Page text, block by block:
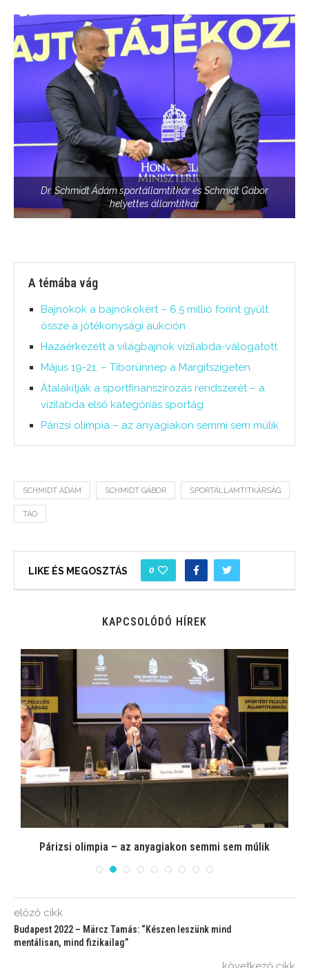
Dr. Schmidt Ádám sportállamtitkár és Schmidt Gábor
helyettes államtitkár
A témába vág
Bajnokok a bajnokokért – 6,5 millió forint gyűlt
össze a jótékonysági aukción
Hazaérkezett a világbajnok vízilabda-válogatott
Május 19-21. – Tiborünnep a Margitszigeten
Átalakítják a sportfinanszírozás rendszerét – a
vízilabda első kategóriás sportág
Párizsi olimpia – az anyagiakon semmi sem múlik
SCHMIDT ÁDÁM SCHMIDT GÁBOR SPORTÁLLAMTITKÁRSÁG
TAO
LIKE ÉS MEGOSZTÁS 0
KAPCSOLÓDÓ HÍREK
Párizsi olimpia – az anyagiakon semmi sem múlik
előző cikk
Budapest 2022 – Märcz Tamás: “Készen leszünk mind
mentálisan, mind fizikailag”